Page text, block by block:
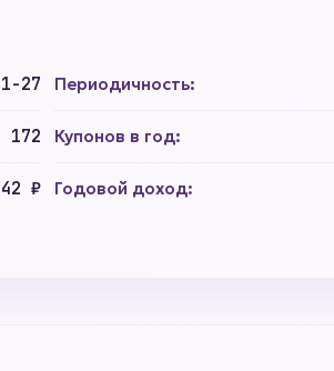
27
172
₽
Периодичность:
Купонов в год:
Годовой доход: